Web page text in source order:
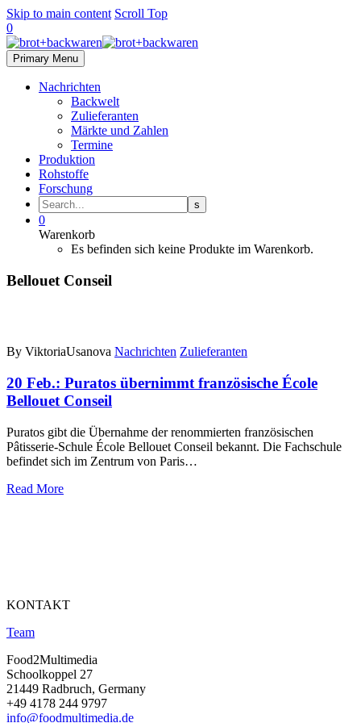
Skip to main content Scroll Top
0
Primary Menu
Nachrichten
Backwelt
Zulieferanten
Märkte und Zahlen
Termine
Produktion
Rohstoffe
Forschung
0
Warenkorb
Es befinden sich keine Produkte im Warenkorb.
Bellouet Conseil
By ViktoriaUsanova Nachrichten Zulieferanten
20 Feb.: Puratos übernimmt französische École
Bellouet Conseil
Puratos gibt die Übernahme der renommierten französischen
Pâtisserie-Schule École Bellouet Conseil bekannt. Die Fachschule
befindet sich im Zentrum von Paris…
Read More
KONTAKT
Team
Food2Multimedia
Schoolkoppel 27
21449 Radbruch, Germany
+49 4178 244 9797
info@foodmultimedia.de